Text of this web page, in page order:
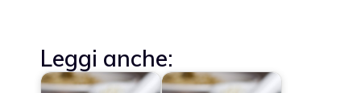
Leggi anche: